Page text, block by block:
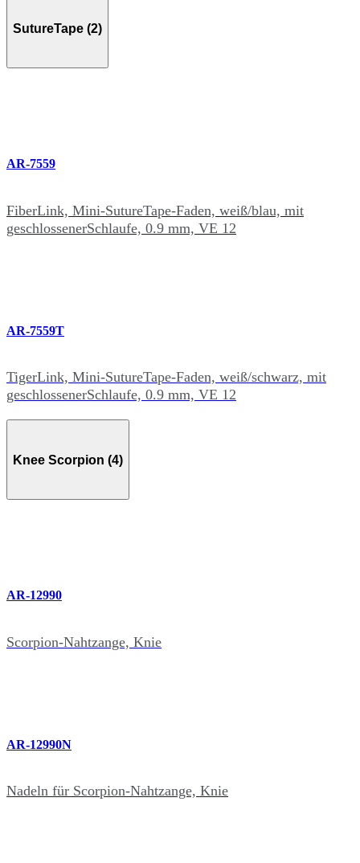
SutureTape (2)
AR-7559
FiberLink, Mini-SutureTape-Faden, weiß/blau, mit
geschlossenerSchlaufe, 0.9 mm, VE 12
AR-7559T
TigerLink, Mini-SutureTape-Faden, weiß/schwarz, mit
geschlossenerSchlaufe, 0.9 mm, VE 12
Knee Scorpion (4)
AR-12990
Scorpion-Nahtzange, Knie
AR-12990N
Nadeln für Scorpion-Nahtzange, Knie